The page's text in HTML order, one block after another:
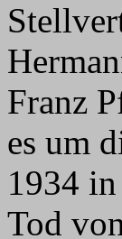
Franz
es um
1934
Tod